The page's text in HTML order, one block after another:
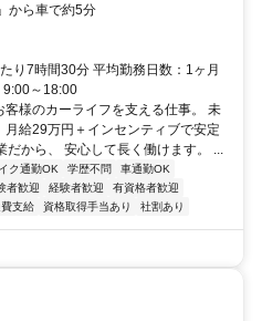
から車で約5分
り7時間30分 平均勤務日数：1ヶ月
9:00～18:00
様のカーライフを支える仕事。 未
給29万円＋インセンティブで安定
から、 安心して長く働けます。 ...
ク通勤OK 学歴不問
車通勤OK
者歓迎 経験者歓迎
有資格者歓迎
支給 資格取得手当あり 社割あり